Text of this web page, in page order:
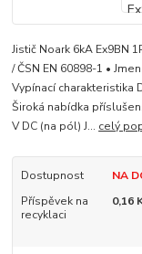
Jistič Noark 6kA Ex9BN
/ ČSN EN 60898-1 •
Vypínací charakteristika
Široká nabídka
V DC (na pól) J... celý
Dostupnost
NA
Příspěvek na
recyklaci
0,16